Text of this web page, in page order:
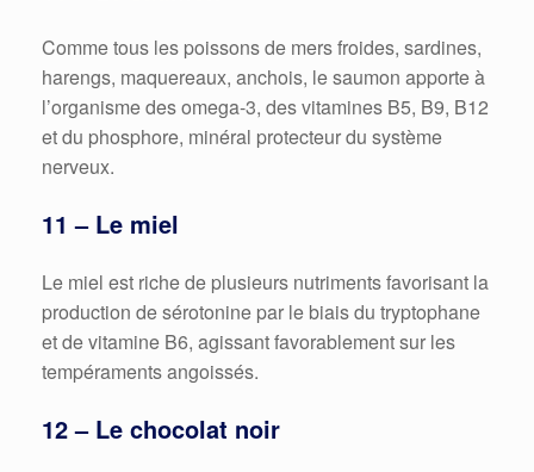
Comme tous les poissons de mers froides, sardines,
harengs, maquereaux, anchois, le saumon apporte à
l’organisme des omega-3, des vitamines B5, B9, B12
et du phosphore, minéral protecteur du système
nerveux.
11 – Le miel
Le miel est riche de plusieurs nutriments favorisant la
production de sérotonine par le biais du tryptophane
et de vitamine B6, agissant favorablement sur les
tempéraments angoissés.
12 – Le chocolat noir